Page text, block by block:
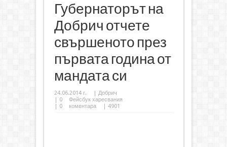
Губернаторът на
Добрич отчете
свършеното през
първата година от
мандата си
24.06.2014 г. | Добрич
| 0
Фейсбук харесвания
| 0 коментара | 4901